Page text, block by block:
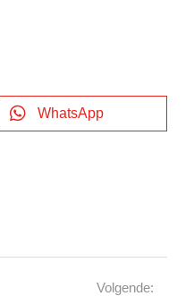
WhatsApp
Volgende: